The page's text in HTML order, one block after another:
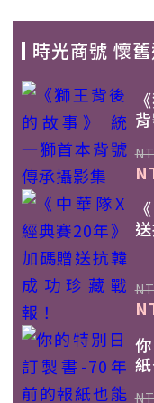
時光商號 懷